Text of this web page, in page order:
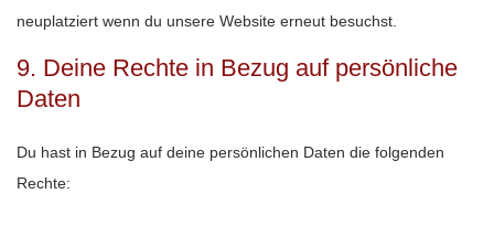
neuplatziert wenn du unsere Website erneut besuchst.
9. Deine Rechte in Bezug auf persönliche
Daten
Du hast in Bezug auf deine persönlichen Daten die folgenden
Rechte: